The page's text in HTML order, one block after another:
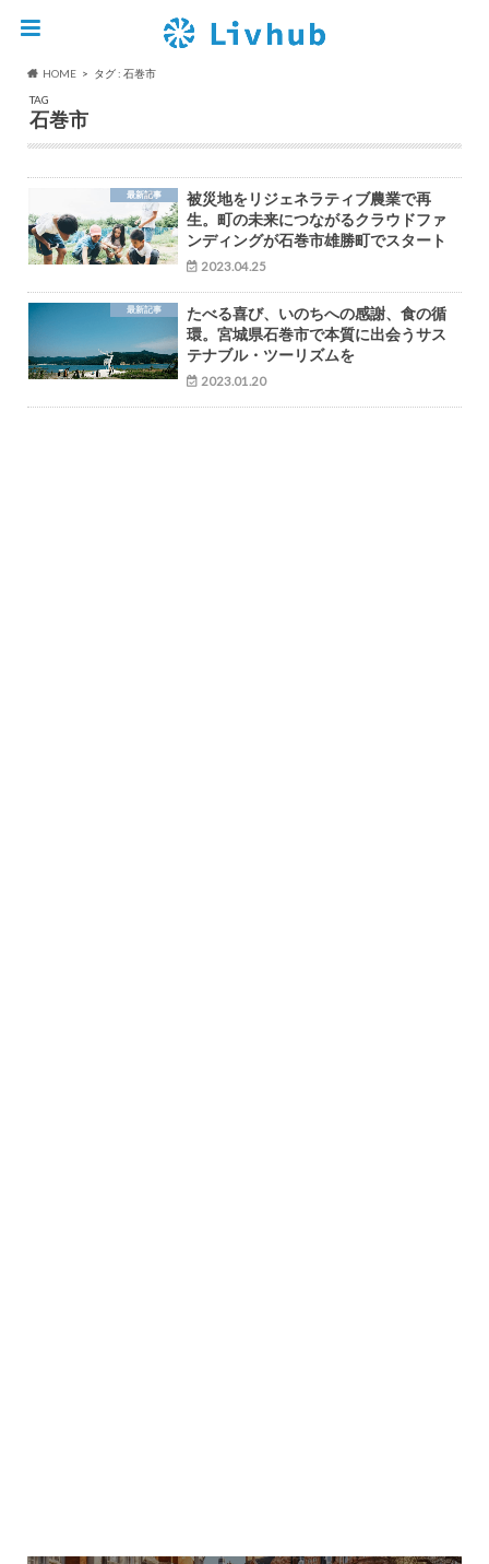
HOME
タグ : 石巻市
TAG
石巻市
最新記事
被災地をリジェネラティブ農業で再
生。町の未来につながるクラウドファ
ンディングが石巻市雄勝町でスタート
2023.04.25
最新記事
たべる喜び、いのちへの感謝、食の循
環。宮城県石巻市で本質に出会うサス
テナブル・ツーリズムを
2023.01.20